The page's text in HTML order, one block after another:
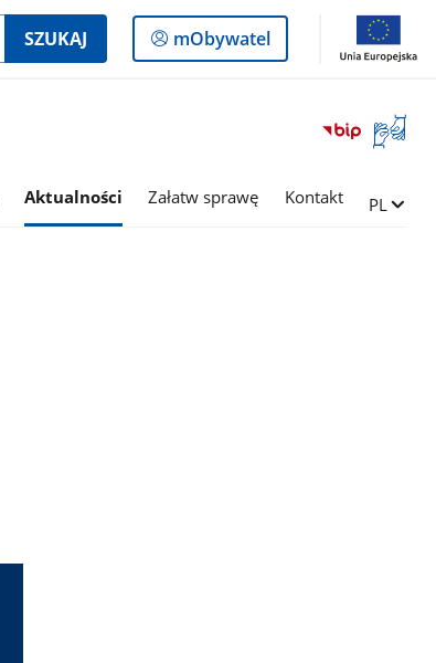
SZUKAJ
Logowanie
do
mObywatel
Otwórz
okno
języka
Aktualności Załatw sprawę Kontakt Zmień
PL